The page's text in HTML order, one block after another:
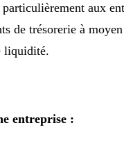
aux
de trésorerie à
liquidité.
entreprise :